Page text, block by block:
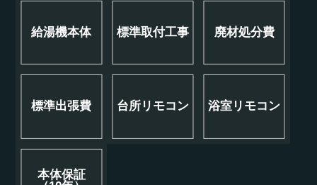
給湯機本体 標準取付工事 廃材処分費
標準出張費 台所リモコン 浴室リモコン
本体保証